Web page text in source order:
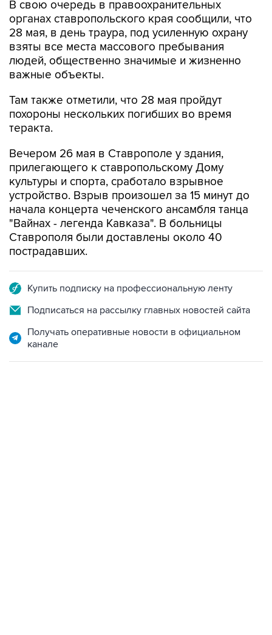
28 мая, в день траура, под усиленную охрану
взяты все места массового пребывания
людей, общественно значимые и жизненно
важные объекты.
Там также отметили, что 28 мая пройдут
теракта.
Вечером 26 мая в Ставрополе у здания,
культуры и спорта, сработало взрывное
устройство. Взрыв произошел за 15 минут до
начала концерта чеченского ансамбля танца
"Вайнах - легенда Кавказа". В больницы
Ставрополя были доставлены около 40
пострадавших.
Подписаться на рассылку главных новостей сайта
Получать оперативные новости в официальном